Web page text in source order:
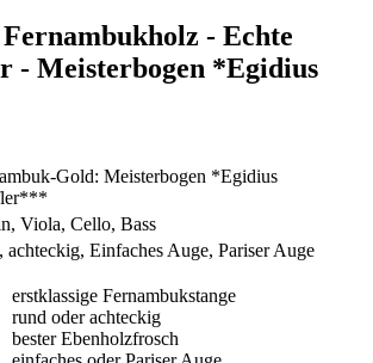
Fernambukholz - Echte
- Meisterbogen *Egidius
Gold: Meisterbogen *Egidius
Viola, Cello, Bass
achteckig, Einfaches Auge, Pariser Auge
erstklassige Fernambukstange
rund oder achteckig
bester Ebenholzfrosch